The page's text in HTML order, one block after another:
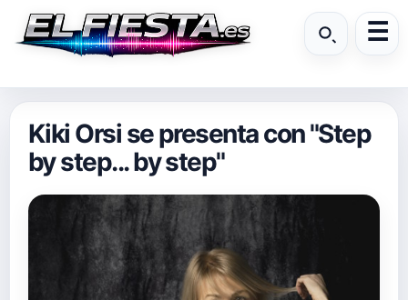
Kiki Orsi se presenta con "Step
by step... by step"